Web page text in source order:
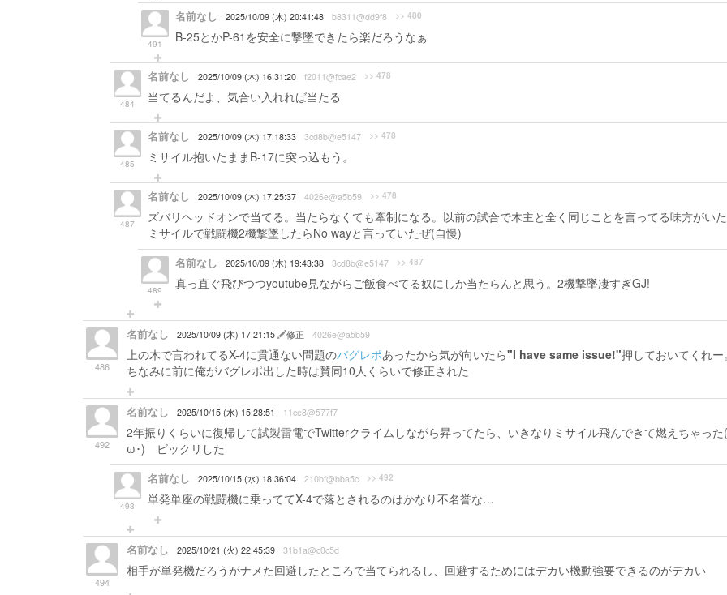
491
名前なし 2025/10/09 (木) 20:41:48 b8311@dd9f8 >> 480
B-25とかP-61を安全に撃墜できたら楽だろうなぁ
484
名前なし 2025/10/09 (木) 16:31:20 f2011@fcae2 >> 478
当てるんだよ、気合い入れれば当たる
485
名前なし 2025/10/09 (木) 17:18:33 3cd8b@e5147 >> 478
ミサイル抱いたままB-17に突っ込もう。
487
名前なし 2025/10/09 (木) 17:25:37 4026e@a5b59 >> 478
ズバリヘッドオンで当てる。当たらなくても牽制になる。以前の試合で木主と全く同じことを言ってる味方がい
ミサイルで戦闘機2機撃墜したらNo wayと言っていたぜ(自慢)
489
名前なし 2025/10/09 (木) 19:43:38 3cd8b@e5147 >> 487
真っ直ぐ飛びつつyoutube見ながらご飯食べてる奴にしか当たらんと思う。2機撃墜凄すぎGJ!
486
名前なし 2025/10/09 (木) 17:21:15 修正 4026e@a5b59
上の木で言われてるX-4に貫通ない問題のバグレポあったから気が向いたら"I have same issue!"押しておいてくれー
ちなみに前に俺がバグレポ出した時は賛同10人くらいで修正された
492
名前なし 2025/10/15 (水) 15:28:51 11ce8@577f7
2年振りくらいに復帰して試製雷電でTwitterクライムしながら昇ってたら、いきなりミサイル飛んできて燃えちゃった
ω･) ビックリした
493
名前なし 2025/10/15 (水) 18:36:04 210bf@bba5c >> 492
単発単座の戦闘機に乗っててX-4で落とされるのはかなり不名誉な…
494
名前なし 2025/10/21 (火) 22:45:39 31b1a@c0c5d
相手が単発機だろうがナメた回避したところで当てられるし、回避するためにはデカい機動強要できるのがデカい